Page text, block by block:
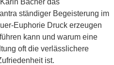
ständiger Begeisterung im
Euphorie Druck erzeugen
kann und warum eine
oft die verlässlichere
ist.